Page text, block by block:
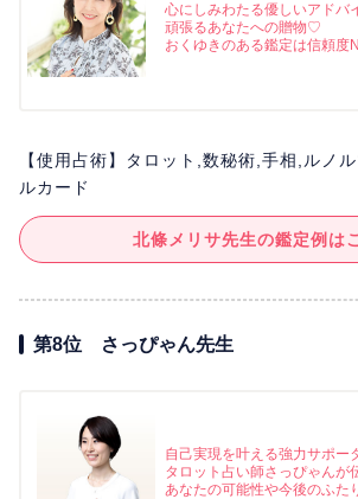
心にしみわたる優しいアドバ
頑張るあなたへの贈物♡
おくゆきのある鑑定は信頼度
【使用占術】タロット,数秘術,手相,ルノ
ルカード
北條メリサ先生の鑑定例は
第8位 さっぴゃん先生
自己実現を叶える強力サポー
タロット占い師さっぴゃんが
あなたの可能性や今後のふた